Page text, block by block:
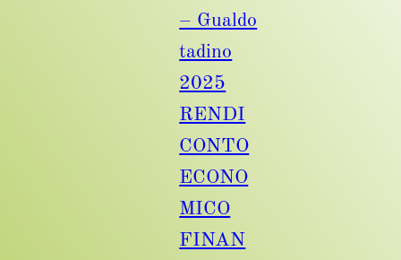
– Gualdo
tadino
2025
RENDI
CONTO
ECONO
MICO
FINAN